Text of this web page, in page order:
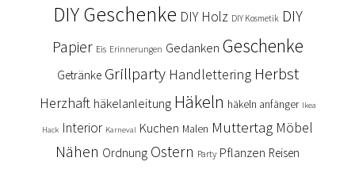
DIY Geschenke DIY Holz DIY Kosmetik DIY
Papier Eis Erinnerungen Gedanken Geschenke
Getränke Grillparty Handlettering Herbst
Herzhaft häkelanleitung Häkeln häkeln anfänger Ikea
Hack Interior Karneval Kuchen Malen Muttertag Möbel
Nähen Ordnung Ostern Party Pflanzen Reisen